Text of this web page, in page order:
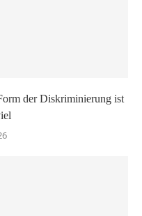
der Diskriminierung ist